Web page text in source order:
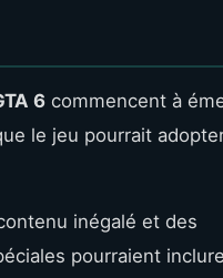
6 commencent à
le jeu pourrait
inégalé et des
pourraient